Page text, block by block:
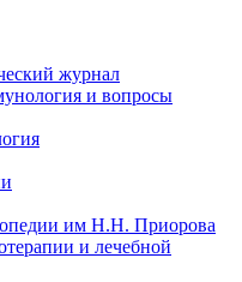
журнал
и вопросы
им Н.Н. Приорова
и лечебной